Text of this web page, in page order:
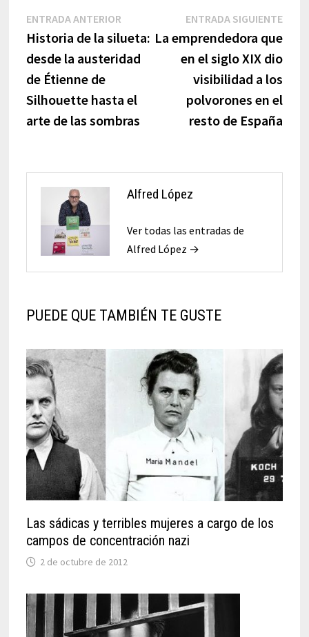
Navegación
de
entradas
ENTRADA ANTERIOREntrada
anterior:
Historia de la silueta:
desde la austeridad
de Étienne de
Silhouette hasta el
arte de las sombras
ENTRADA SIGUIENTE
La emprendedora que
en el siglo XIX dio
visibilidad a los
polvorones en el
resto de España
Alfred López
Ver todas las entradas de
Alfred López →
PUEDE QUE TAMBIÉN TE GUSTE
Las sádicas y terribles mujeres a cargo de los
campos de concentración nazi
2 de octubre de 2012